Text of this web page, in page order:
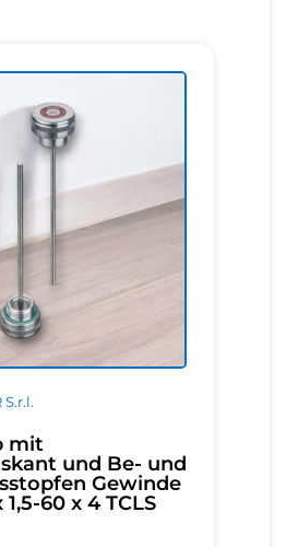
S.r.l.
mit
und Be- und
Gewinde
1,5-60 x 4 TCLS